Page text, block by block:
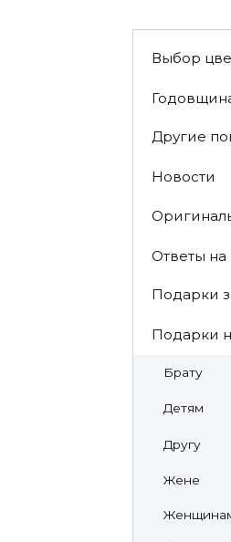
Выбор
Другие
Новости
Ответы
Подарки
Подарки
Брату
Детям
Другу
Жене